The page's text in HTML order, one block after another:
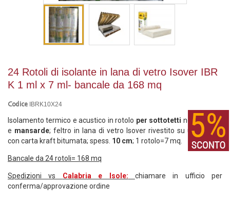
24 Rotoli di isolante in lana di vetro Isover IBR
K 1 ml x 7 ml- bancale da 168 mq
Codice IBRK10X24
Isolamento termico e acustico in rotolo per sottotetti non abitabili
e mansarde; feltro in lana di vetro I sover rivestito su una faccia
con carta kraft bitumata; spess. 10 cm; 1 rotolo=7 mq.
Bancale da 24 rotoli= 168 mq
Spedizioni vs Calabria e Isole:
chiamare in ufficio per
conferma/approvazione ordine